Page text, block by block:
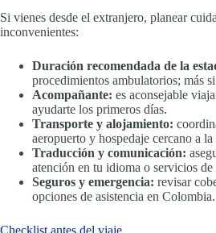
Si vienes desde el extranjero, planear
inconvenientes:
Duración recomendada de la
procedimientos ambulatorios; más
Acompañante: es aconsejable
ayudarte los primeros días.
Transporte y alojamiento:
aeropuerto y hospedaje cercano a
Traducción y comunicación:
atención en tu idioma o servicios de
Seguros y emergencia: revisar
opciones de asistencia en Colombia.